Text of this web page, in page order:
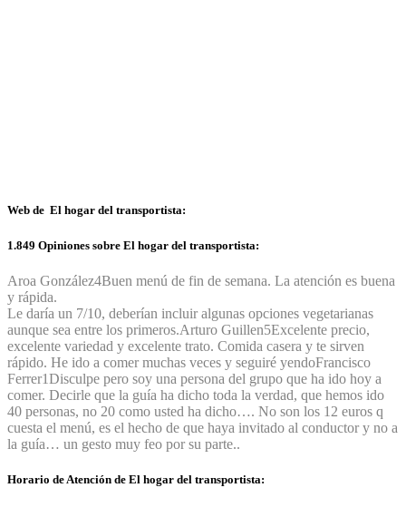
Web de El hogar del transportista:
1.849 Opiniones sobre El hogar del transportista:
Aroa González4Buen menú de fin de semana. La atención es buena
y rápida.
Le daría un 7/10, deberían incluir algunas opciones vegetarianas
aunque sea entre los primeros.Arturo Guillen5Excelente precio,
excelente variedad y excelente trato. Comida casera y te sirven
rápido. He ido a comer muchas veces y seguiré yendoFrancisco
Ferrer1Disculpe pero soy una persona del grupo que ha ido hoy a
comer. Decirle que la guía ha dicho toda la verdad, que hemos ido
40 personas, no 20 como usted ha dicho…. No son los 12 euros q
cuesta el menú, es el hecho de que haya invitado al conductor y no a
la guía… un gesto muy feo por su parte..
Horario de Atención de El hogar del transportista: